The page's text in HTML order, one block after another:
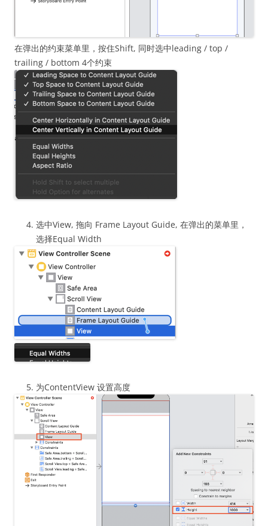
在弹出的约束菜单里，按住Shift, 同时选中leading / top /
trailing / bottom 4个约束
选中View, 拖向 Frame Layout Guide, 在弹出的菜单里，
选择Equal Width
为ContentView 设置高度